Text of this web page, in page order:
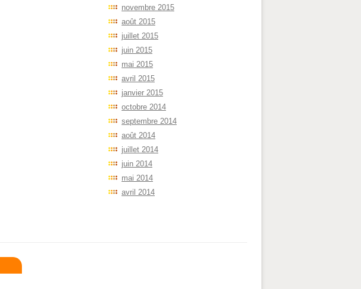
novembre 2015
août 2015
juillet 2015
juin 2015
mai 2015
avril 2015
janvier 2015
octobre 2014
septembre 2014
août 2014
juillet 2014
juin 2014
mai 2014
avril 2014